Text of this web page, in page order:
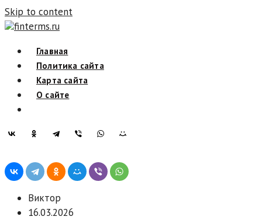
Skip to content
finterms.ru
Главная
Политика сайта
Карта сайта
О сайте
Виктор
16.03.2026